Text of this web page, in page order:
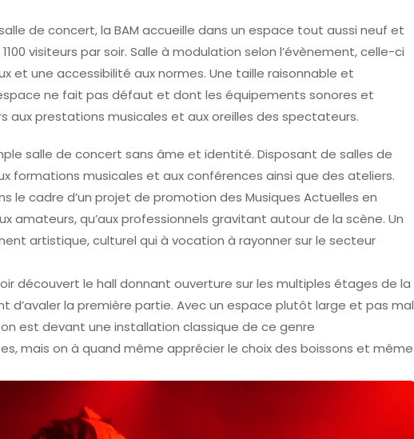
de concert, la BAM accueille dans un espace tout aussi neuf et
visiteurs par soir. Salle à modulation selon l’évènement, celle-ci
et une accessibilité aux normes. Une taille raisonnable et
ne fait pas défaut et dont les équipements sonores et
aux prestations musicales et aux oreilles des spectateurs.
salle de concert sans âme et identité. Disposant de salles de
formations musicales et aux conférences ainsi que des ateliers.
le cadre d’un projet de promotion des Musiques Actuelles en
amateurs, qu’aux professionnels gravitant autour de la scène. Un
artistique, culturel qui à vocation à rayonner sur le secteur
découvert le hall donnant ouverture sur les multiples étages de la
d’avaler la première partie. Avec un espace plutôt large et pas mal
est devant une installation classique de ce genre
mais on à quand même apprécier le choix des boissons et même